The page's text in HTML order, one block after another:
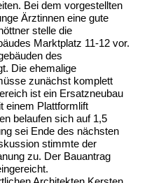
Bei dem vorgestellten
Ärztinnen eine gute
stelle die
Marktplatz 11-12 vor.
des
Die ehemalige
zunächst komplett
ist ein Ersatzneubau
einem Plattformlift
belaufen sich auf 1,5
sei Ende des nächsten
stimmte der
zu. Der Bauantrag